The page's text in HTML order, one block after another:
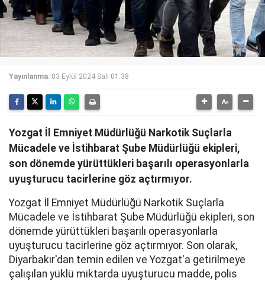
Yayınlanma: 03 Eylül 2024 Salı 01:38
Yozgat İl Emniyet Müdürlüğü Narkotik Suçlarla
Mücadele ve İstihbarat Şube Müdürlüğü ekipleri,
son dönemde yürüttükleri başarılı operasyonlarla
uyuşturucu tacirlerine göz açtırmıyor.
Yozgat İl Emniyet Müdürlüğü Narkotik Suçlarla
Mücadele ve İstihbarat Şube Müdürlüğü ekipleri, son
dönemde yürüttükleri başarılı operasyonlarla
uyuşturucu tacirlerine göz açtırmıyor. Son olarak,
Diyarbakır'dan temin edilen ve Yozgat'a getirilmeye
çalışılan yüklü miktarda uyuşturucu madde, polis